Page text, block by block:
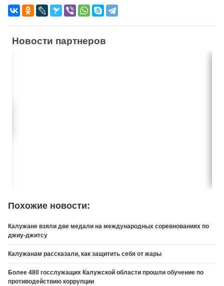
Новости партнеров
Похожие новости:
Калужане взяли две медали на международных соревнованиях по
джиу-джитсу
Калужанам рассказали, как защитить себя от жары
Более 480 госслужащих Калужской области прошли обучение по
противодействию коррупции